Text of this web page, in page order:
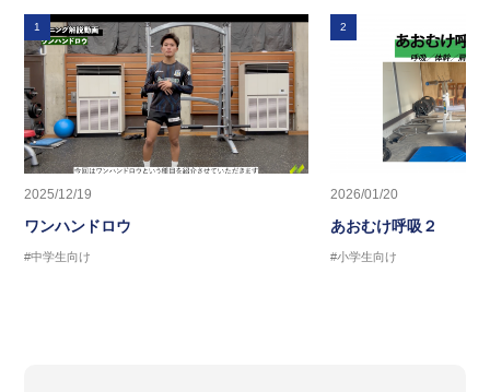
1
2025/12/19
ワンハンドロウ
#中学生向け
2
2026/01/20
あおむけ呼吸２
#小学生向け